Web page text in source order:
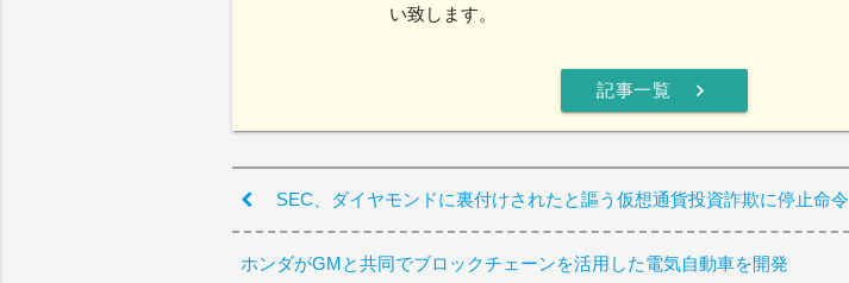
い致します。
記事一覧 chevron_right
SEC、ダイヤモンドに裏付けされたと謳う仮想通貨投資詐欺に停止命令
ホンダがGMと共同でブロックチェーンを活用した電気自動車を開発